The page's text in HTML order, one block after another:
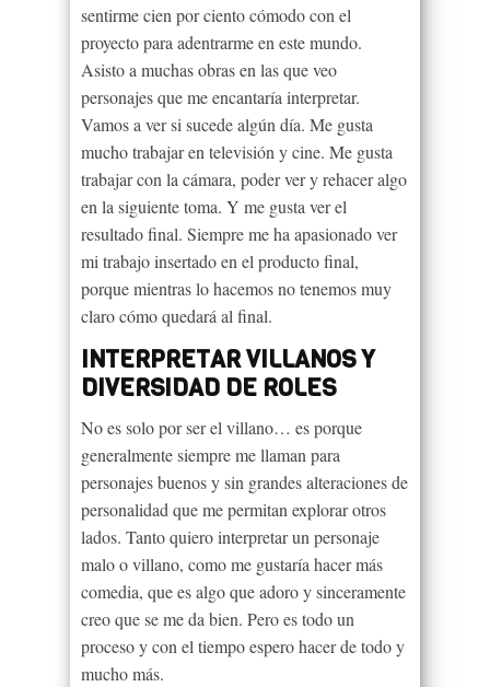
sentirme cien por ciento cómodo con el
proyecto para adentrarme en este mundo.
Asisto a muchas obras en las que veo
personajes que me encantaría interpretar.
Vamos a ver si sucede algún día. Me gusta
mucho trabajar en televisión y cine. Me gusta
trabajar con la cámara, poder ver y rehacer algo
en la siguiente toma. Y me gusta ver el
resultado final. Siempre me ha apasionado ver
mi trabajo insertado en el producto final,
porque mientras lo hacemos no tenemos muy
claro cómo quedará al final.
INTERPRETAR VILLANOS Y
DIVERSIDAD DE ROLES
No es solo por ser el villano… es porque
generalmente siempre me llaman para
personajes buenos y sin grandes alteraciones de
personalidad que me permitan explorar otros
lados. Tanto quiero interpretar un personaje
malo o villano, como me gustaría hacer más
comedia, que es algo que adoro y sinceramente
creo que se me da bien. Pero es todo un
proceso y con el tiempo espero hacer de todo y
mucho más.